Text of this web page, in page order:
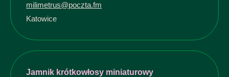
milimetrus@poczta.fm
Katowice
Jamnik krótkowłosy miniaturowy